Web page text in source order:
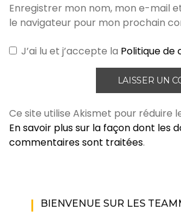
Enregistrer mon nom, mon e-mail
le navigateur pour mon prochain
J’ai lu et j’accepte la Politique de
Ce site utilise Akismet pour réduire
En savoir plus sur la façon dont les
commentaires sont traitées.
BIENVENUE SUR LES